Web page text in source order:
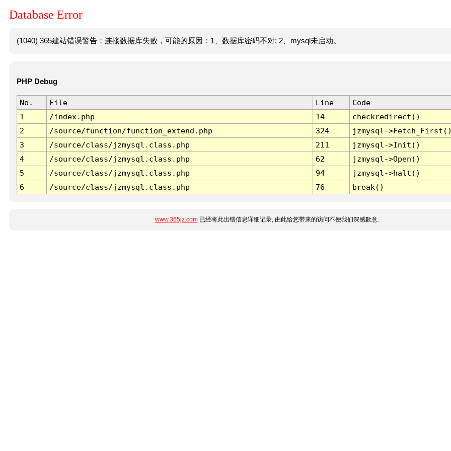
Database Error
(1040) 365建站错误警告：连接数据库失败，可能的原因：1、数据库密码不对; 2、mysql未启动。
PHP Debug
No. File Line
Code
1
/index.php 14
checkredirect()
2
/source/function/function_extend.php 324
jzmysql-
3
/source/class/jzmysql.class.php 211
jzmysql->Init()
4
/source/class/jzmysql.class.php 62
jzmysql->Open()
5
/source/class/jzmysql.class.php 94
jzmysql->halt()
6
/source/class/jzmysql.class.php 76 break()
www.365jz.com已经将此出错信息详细记录, 由此给您带来的访问不便我们深感歉意.